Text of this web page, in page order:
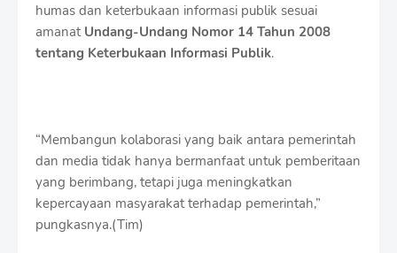
humas dan keterbukaan informasi publik sesuai
amanat Undang-Undang Nomor 14 Tahun 2008
tentang Keterbukaan Informasi Publik.
“Membangun kolaborasi yang baik antara pemerintah
dan media tidak hanya bermanfaat untuk pemberitaan
yang berimbang, tetapi juga meningkatkan
kepercayaan masyarakat terhadap pemerintah,”
pungkasnya.(Tim)